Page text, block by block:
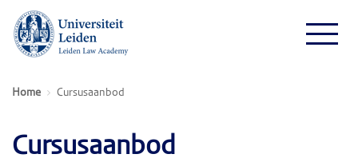
Home Cursusaanbod
Cursusaanbod